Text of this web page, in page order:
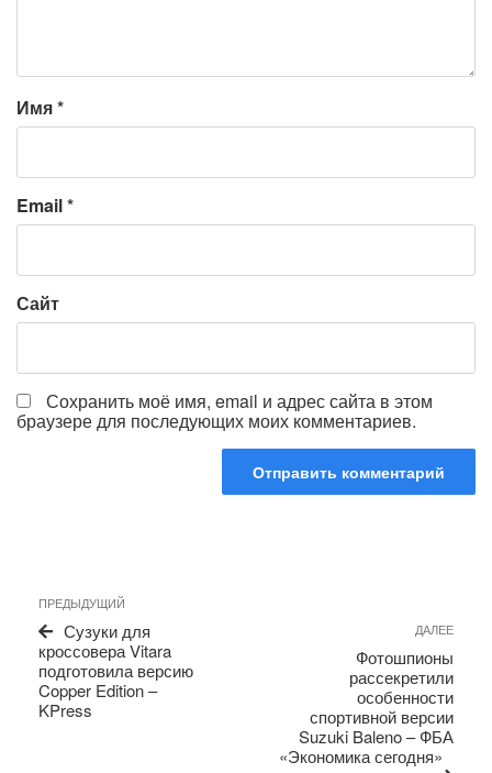
Имя*
Email*
Сайт
Сохранить моё имя, email и адрес сайта в этом
браузере для последующих моих комментариев.
по
записям
Предыдущая
запись
ПРЕДЫДУЩИЙ
Сузуки для
кроссовера Vitara
подготовила версию
Copper Edition –
KPress
ДАЛЕЕ
Фотошпионы
рассекретили
особенности
спортивной версии
Suzuki Baleno – ФБА
«Экономика сегодня»